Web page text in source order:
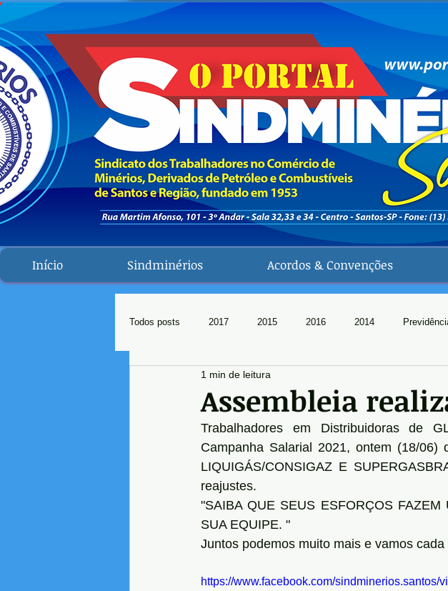
Todos posts 2017 2015 2016 2014
Mundo Sindical
Assembleia
1 min de leitura
Trabalhadores em Distribuidoras de
Campanha Salarial 2021, ontem (18/
LIQUIGÁS/CONSIGAZ E
reajustes.
"SAIBA QUE SEUS ESFORÇOS
SUA EQUIPE. "
Juntos podemos muito mais e vamos
https://www.facebook.com/sindminerios.santos/
Início Sindminérios Acordos & Convenções